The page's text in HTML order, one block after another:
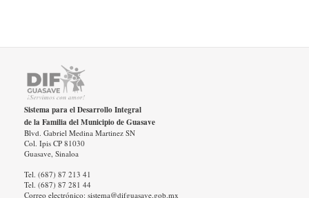
Sistema para el Desarrollo Integral
de la Familia del Municipio de Guasave
Blvd. Gabriel Medina Martinez SN
Col. Ipis CP 81030
Guasave, Sinaloa
Tel. (687) 87 213 41
Tel. (687) 87 281 44
Correo electrónico: sistema@difguasave.gob.mx